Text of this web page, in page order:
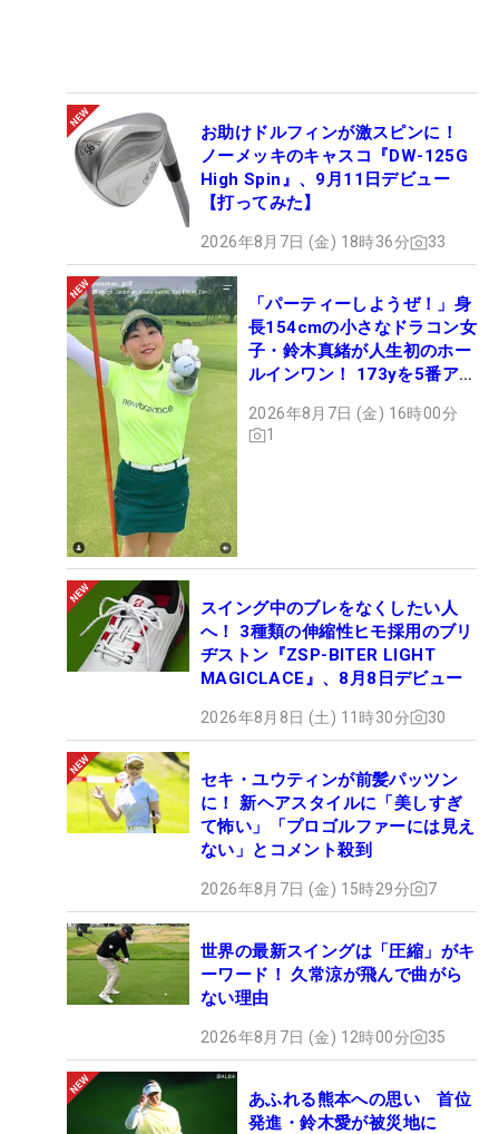
お助けドルフィンが激スピンに！
ノーメッキのキャスコ『DW-125G
High Spin』、9月11日デビュー
【打ってみた】
2026年8月7日 (金) 18時36分 33
「パーティーしようぜ！」身
長154cmの小さなドラコン女
子・鈴木真緒が人生初のホー
ルインワン！ 173yを5番アイ
2026年8月7日 (金) 16時00分
1
スイング中のブレをなくしたい人
へ！ 3種類の伸縮性ヒモ採用のブリ
ヂストン『ZSP-BITER LIGHT
MAGICLACE』、8月8日デビュー
2026年8月8日 (土) 11時30分 30
セキ・ユウティンが前髪パッツン
に！ 新ヘアスタイルに「美しすぎ
て怖い」「プロゴルファーには見え
ない」とコメント殺到
2026年8月7日 (金) 15時29分 7
世界の最新スイングは「圧縮」がキ
ーワード！ 久常涼が飛んで曲がら
ない理由
2026年8月7日 (金) 12時00分 35
あふれる熊本への思い 首位
発進・鈴木愛が被災地に